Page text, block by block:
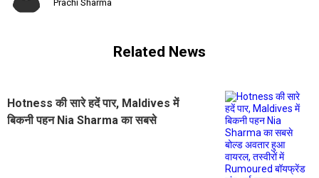
Prachi Sharma
Related News
Hotness की सारे हदें पार, Maldives में
बिकनी पहन Nia Sharma का सबसे